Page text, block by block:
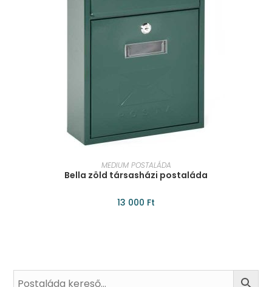
KOSÁRBA TESZEM
MEDIUM POSTALÁDA
Bella zöld társasházi postaláda
13 000 Ft